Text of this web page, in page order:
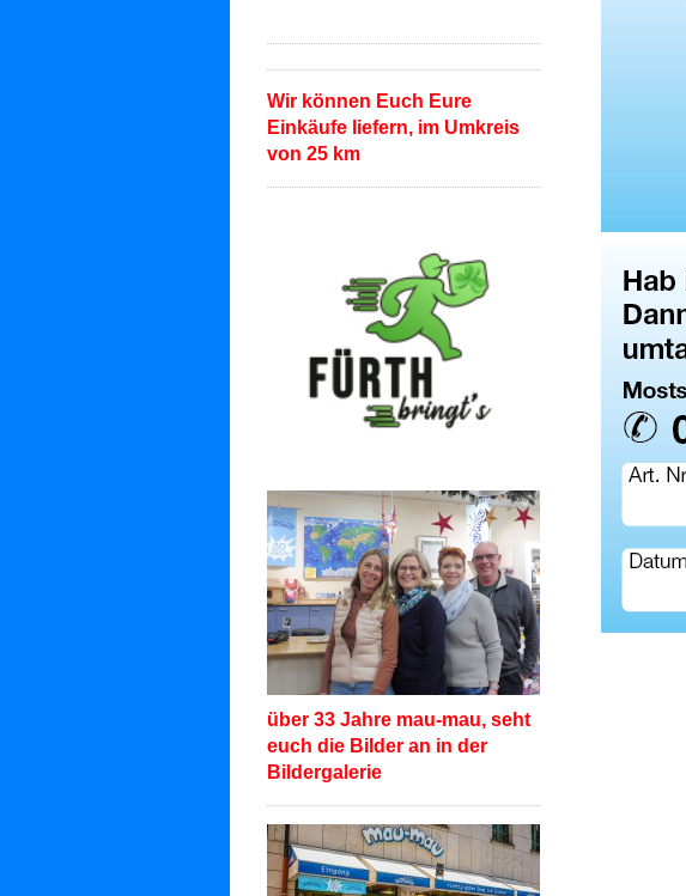
Wir können Euch Eure
Einkäufe liefern, im Umkreis
von 25 km
über 33 Jahre mau-mau, seht
euch die Bilder an in der
Bildergalerie